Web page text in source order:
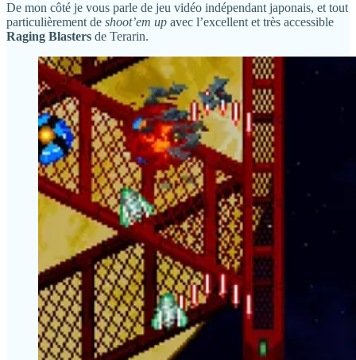
De mon côté je vous parle de jeu vidéo indépendant japonais, et tout
particulièrement de shoot’em up avec l’excellent et très accessible
Raging Blasters de Terarin.